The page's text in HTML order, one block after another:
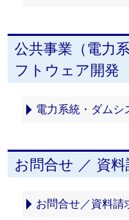
公共事業（電力
フトウェア開発
電力系統・ダムシ
お問合せ ／ 資料
お問合せ／資料請